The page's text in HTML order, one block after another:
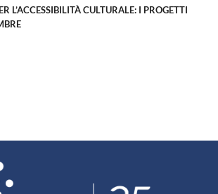
L’ACCESSIBILITÀ CULTURALE: I PROGETTI